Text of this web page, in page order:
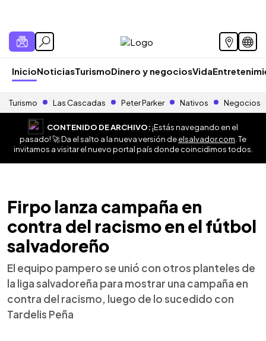
InicioNoticiasTurismoDinero y negociosVida
Turismo Las Cascadas Peter Parker Nativos Negocios
CONTENIDO DE ARCHIVO:¡Estás navegando en el
pasado! 🚀 Da el salto a la nueva versión deelsalvador.com . Te
invitamos a visitar el nuevo portal país donde coincidimos todos.
Firpo lanza campaña en
contra del racismo en el fútbol
salvadoreño
El equipo pampero se unió con otros planteles de
la liga salvadoreña para mostrar una campaña en
contra del racismo, luego de lo sucedido con
Tardelis Peña